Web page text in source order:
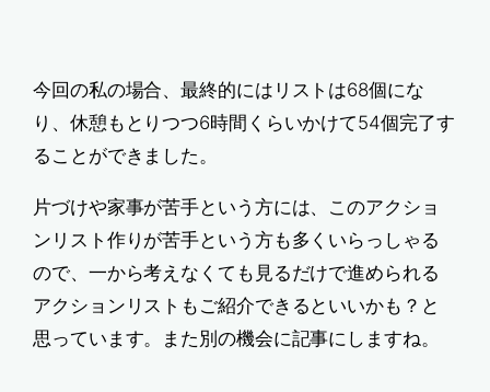
今回の私の場合、最終的にはリストは68個にな
り、休憩もとりつつ6時間くらいかけて54個完了す
ることができました。
片づけや家事が苦手という方には、このアクショ
ンリスト作りが苦手という方も多くいらっしゃる
ので、一から考えなくても見るだけで進められる
アクションリストもご紹介できるといいかも？と
思っています。また別の機会に記事にしますね。